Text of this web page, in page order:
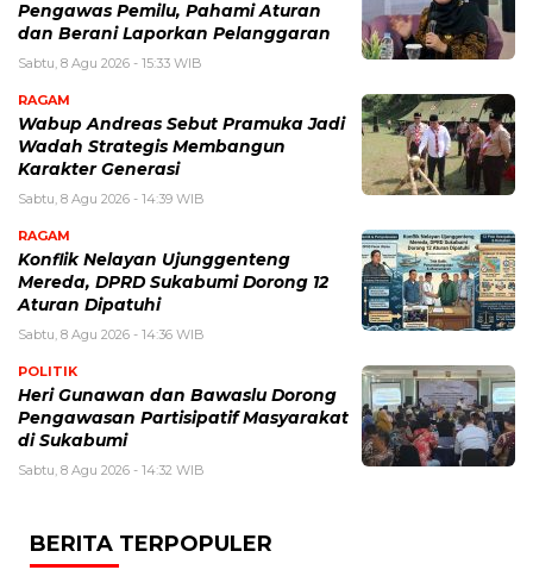
Pengawas Pemilu, Pahami Aturan
dan Berani Laporkan Pelanggaran
Sabtu, 8 Agu 2026 - 15:33 WIB
RAGAM
Wabup Andreas Sebut Pramuka Jadi
Wadah Strategis Membangun
Karakter Generasi ‎
Sabtu, 8 Agu 2026 - 14:39 WIB
RAGAM
Konflik Nelayan Ujunggenteng
Mereda, DPRD Sukabumi Dorong 12
Aturan Dipatuhi
Sabtu, 8 Agu 2026 - 14:36 WIB
POLITIK
Heri Gunawan dan Bawaslu Dorong
Pengawasan Partisipatif Masyarakat
di Sukabumi
Sabtu, 8 Agu 2026 - 14:32 WIB
BERITA TERPOPULER